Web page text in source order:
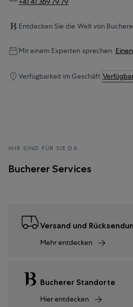
Entdecken Sie die Welt von
Mit einem Experten sprechen.
Verfügbarkeit im Geschäft
WIR SIND FÜR SIE DA
Bucherer Services
Versand und
Mehr entdecken
Bucherer Standorte
Hier entdecken